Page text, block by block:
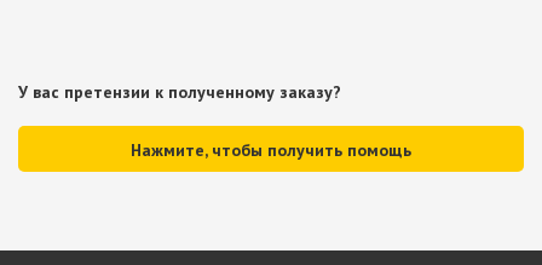
У вас претензии к полученному заказу?
Нажмите, чтобы получить помощь